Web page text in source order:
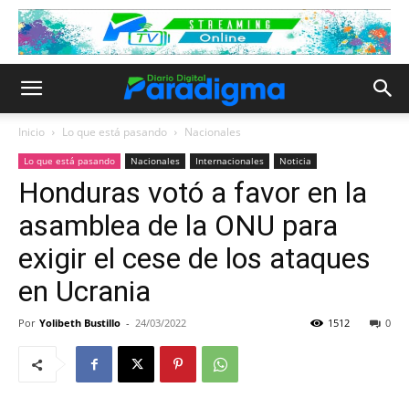
Inicio Lo que está pasando Nacionales
Lo que está pasando Nacionales Internacionales Noticia
Honduras votó a favor en la
asamblea de la ONU para
exigir el cese de los ataques
en Ucrania
Por Yolibeth Bustillo - 24/03/2022 0
1512